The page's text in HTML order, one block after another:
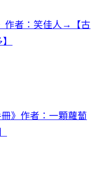
作者：笑佳人→【古
冊》作者：一顆蘿蔔